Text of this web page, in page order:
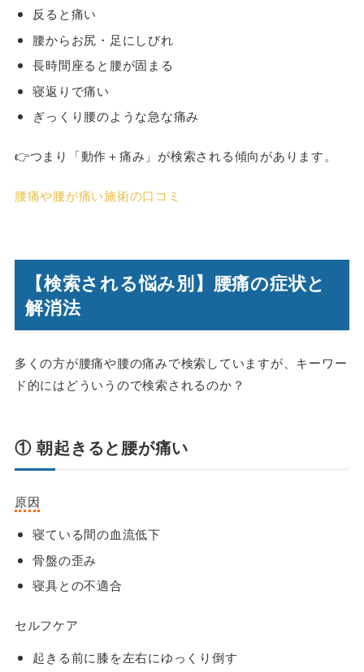
反ると痛い
腰からお尻・足にしびれ
長時間座ると腰が固まる
寝返りで痛い
ぎっくり腰のような急な痛み
👉つまり「動作＋痛み」が検索される傾向があります。
腰痛や腰が痛い施術の口コミ
【検索される悩み別】腰痛の症状と
解消法
多くの方が腰痛や腰の痛みで検索していますが、キーワー
ド的にはどういうので検索されるのか？
① 朝起きると腰が痛い
原因
寝ている間の血流低下
骨盤の歪み
寝具との不適合
セルフケア
起きる前に膝を左右にゆっくり倒す